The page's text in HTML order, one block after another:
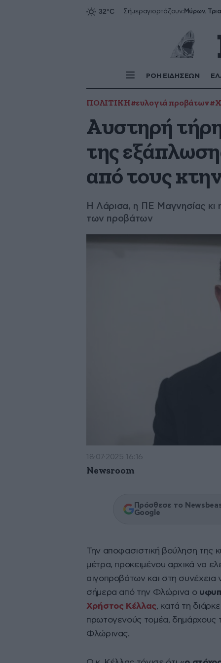
Σήμεραγιορτάζουν:
ΡΟΗ ΕΙΔΗΣΕΩΝ
ΠΟΛΙΤΙΚΗ#ευλογιά προβάτων
Αυστηρή
της
από τους
Η Λάρισα, η ΠΕ Μαγνησίας κι
των προβάτων
18·07·2025 16:16
Newsroom
Πρόσθεσε το
Google
Την αποφασιστική βούληση της
μέτρα, προκειμένου αρχικά να
αιγοπροβάτων και στη
σήμερα από την Φλώρινα ο
Χρήστος Κέλλας, κατά τη
πρωτογενούς τομέα, δημάρχους
Φλώρινας.